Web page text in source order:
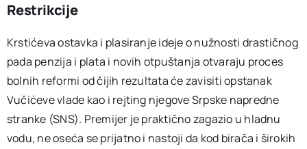
Restrikcije
Krstićeva ostavka i plasiranje ideje o nužnosti drastičnog
pada penzija i plata i novih otpuštanja otvaraju proces
bolnih reformi od čijih rezultata će zavisiti opstanak
Vučićeve vlade kao i rejting njegove Srpske napredne
stranke (SNS). Premijer je praktično zagazio u hladnu
vodu, ne oseća se prijatno i nastoji da kod birača i širokih